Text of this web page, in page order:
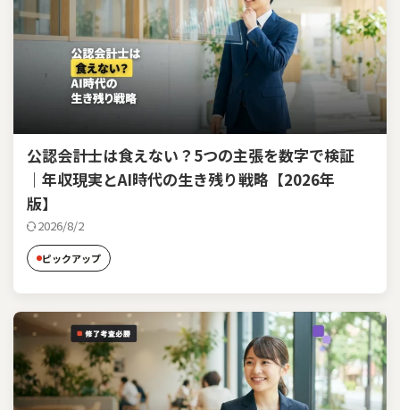
公認会計士は食えない？5つの主張を数字で検証
｜年収現実とAI時代の生き残り戦略【2026年
版】
2026/8/2
ピックアップ